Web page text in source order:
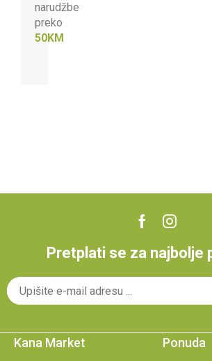
narudžbe
preko
50KM
Pretplati se za najbolje
Kana Market Ponuda